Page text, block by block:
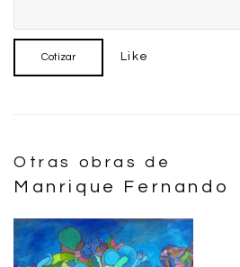
Cotizar Like
Otras obras de
Manrique Fernando